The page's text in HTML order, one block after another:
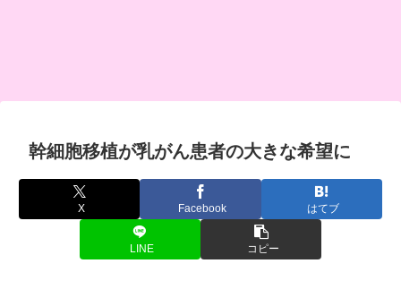
幹細胞移植が乳がん患者の大きな希望に
X Facebook はてブ
LINE コピー